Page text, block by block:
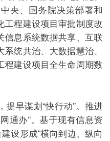
央、国务院决策部署和
工程建设项目审批制度改
信息系统数据共享、互联
统共治、大数据慧治、
程建设项目全生命周期数
早谋划“快行动”。推进
通办”。基于现有信息资
设形成“横向到边、纵向